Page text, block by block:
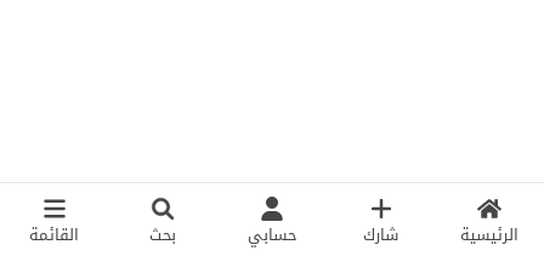
الرئيسية شارك حسابي بحث القائمة